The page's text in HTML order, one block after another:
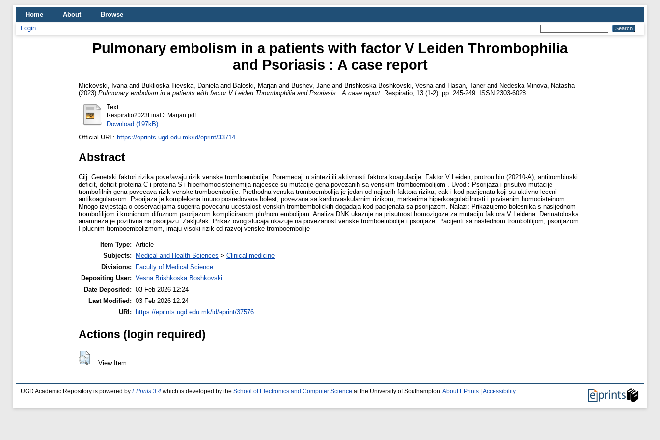
Home About
Browse
Login
Pulmonary embolism in a patients with factor V Leiden Thrombophilia
and Psoriasis : A case report
Mickovski, Ivana and Buklioska Ilievska, Daniela and Baloski, Marjan and Bushev, Jane and Brishkoska Boshkovski, Vesna and Hasan, Tanerand Nedeska-Minova, Natasha
(2023) Pulmonary embolism in a patients with factor V Leiden Thrombophilia and Psoriasis : A case report.
Respiratio, 13 (1-2). pp. 245-249. ISSN 2303-6028
Text
Respiratio2023Final 3 Marjan.pdf
Download (197kB)
Official URL: https://eprints.ugd.edu.mk/id/eprint/33714
Abstract
Cilj: Genetski faktori rizika pove!avaju rizik venske tromboembolije. Poremecaji u sintezi ili aktivnosti faktora koagulacije. Faktor V Leiden, protrombin (20210-A), antitrombinski
deficit, deficit proteina C i proteina S i hiperhomocisteinemija najcesce su mutacije gena povezanih sa venskim tromboembolijom . Uvod : Psorijaza i prisutvo mutacije
trombofilnih gena povecava rizik venske tromboembolije. Prethodna venska tromboembolija je jedan od najjacih faktora rizika, cak i kod pacijenata koji su aktivno leceni
antikoagulansom. Psorijaza je kompleksna imuno posredovana bolest, povezana sa kardiovaskularnim rizikom, markerima hiperkoagulabilnosti i povisenim homocisteinom.
Mnogo izvjestaja o opservacijama sugerira povecanu ucestalost venskih trombembolickih dogadaja kod pacijenata sa psorijazom. Nalazi: Prikazujemo bolesnika s nasljednom
trombofilijom i kronicnom difuznom psorijazom kompliciranom plu!nom embolijom. Analiza DNK ukazuje na prisutnost homozigoze za mutaciju faktora V Leidena. Dermatoloska
anamneza je pozitivna na psorijazu. Zaklju!ak: Prikaz ovog slucaja ukazuje na povezanost venske tromboembolije i psorijaze. Pacijenti sa naslednom trombofilijom, psorijazom
I plucnim tromboembolizmom, imaju visoki rizik od razvoj venske tromboembolije
Item Type: Article
Subjects:
Medical and Health Sciences > Clinical medicine
Divisions:
Faculty of Medical Science
Depositing User: Vesna Brishkoska Boshkovski
Date Deposited: 03 Feb 2026 12:24
Last Modified: 03 Feb 2026 12:24
URI:
https://eprints.ugd.edu.mk/id/eprint/37576
Actions (login required)
View Item
UGD Academic Repository is powered by EPrints 3.4 which is developed by the School of Electronics and Computer Science at the University of Southampton.About EPrints Accessibility